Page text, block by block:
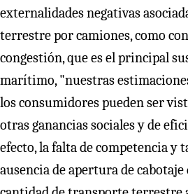
externalidades negativas
terrestre por camiones, como
congestión, que es el principal
marítimo, "nuestras
los consumidores pueden ser
otras ganancias sociales y de
efecto, la falta de competencia y
ausencia de apertura de